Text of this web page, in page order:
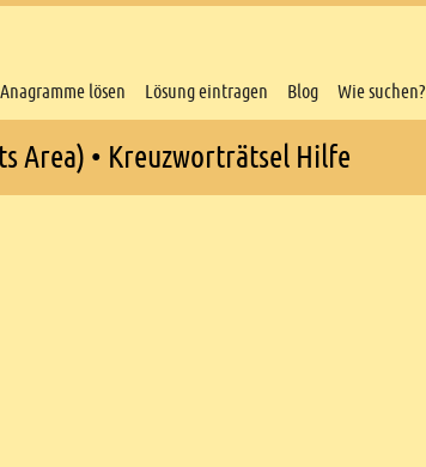
Anagramme lösen Lösung eintragen Blog Wie suchen?
Area) • Kreuzworträtsel Hilfe